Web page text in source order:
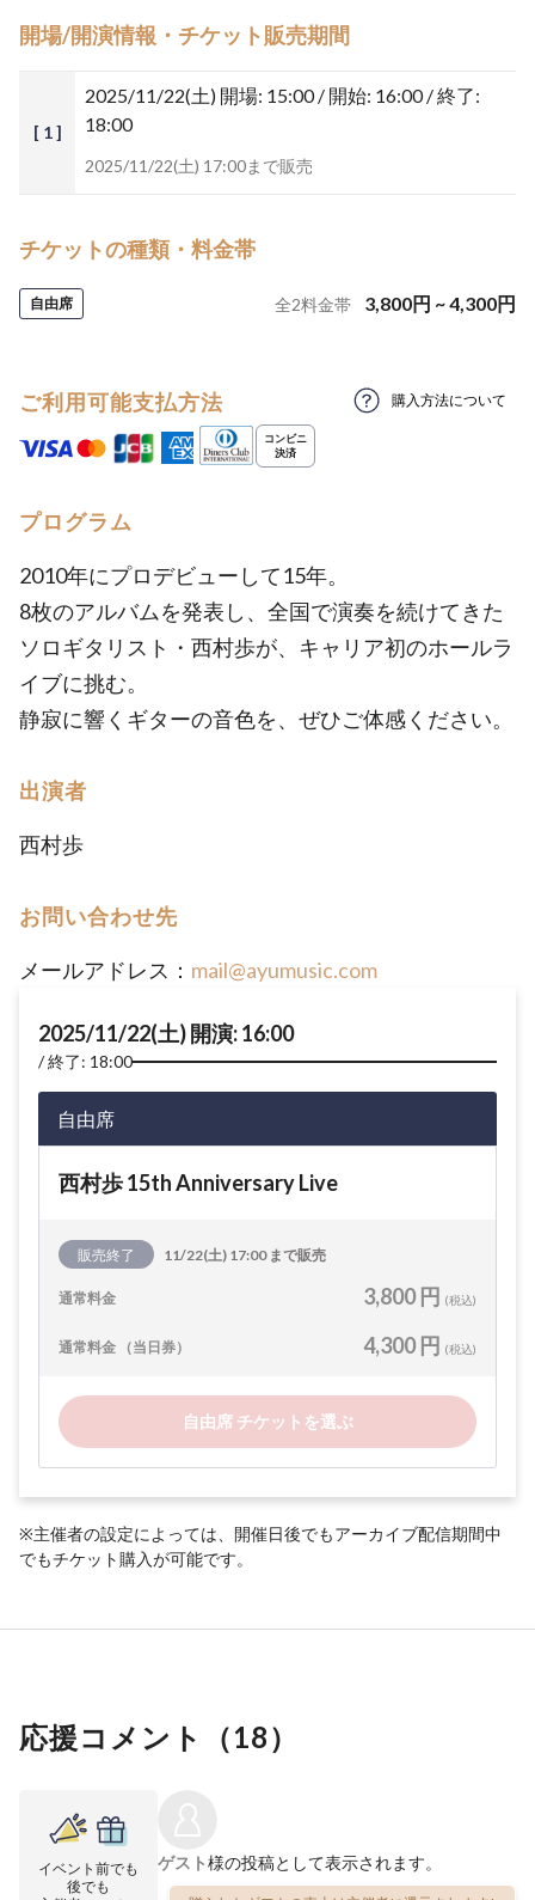
開場/開演情報・チケット販売期間
[ 1 ]
2025/11/22(土) 開場: 15:00 / 開始: 16:00 / 終了:
18:00
2025/11/22(土) 17:00まで販売
チケットの種類・料金帯
自由席 全2料金帯 3,800円 ~4,300円
ご利用可能支払方法 購入方法について
プログラム
2010年にプロデビューして15年。
8枚のアルバムを発表し、全国で演奏を続けてきた
ソロギタリスト・西村歩が、キャリア初のホールラ
イブに挑む。
静寂に響くギターの音色を、ぜひご体感ください。
出演者
西村歩
お問い合わせ先
メールアドレス： mail@ayumusic.com
2025/11/22(土) 開演: 16:00
終了: 18:00
自由席
西村歩 15th Anniversary Live
販売終了 11/22(土) 17:00 まで販売
通常料金 3,800 円 (税込)
通常料金 （当日券） 4,300 円 (税込)
自由席 チケットを選ぶ
※主催者の設定によっては、開催日後でもアーカイブ配信期間中
でもチケット購入が可能です。
応援コメント（18）
イベント前でも
後でも
ゲスト様の投稿として表示されます。